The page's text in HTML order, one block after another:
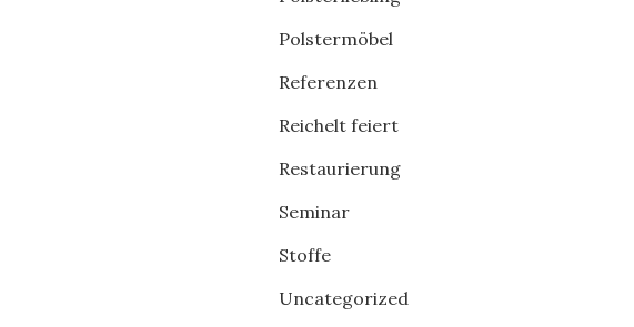
Polstermöbel
Referenzen
Reichelt feiert
Restaurierung
Seminar
Stoffe
Uncategorized